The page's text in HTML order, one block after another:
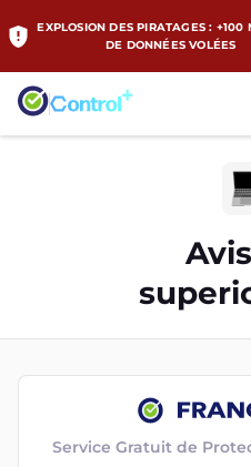
EXPLOSION DES PIRATAGES : +100
DE DONNÉES VOLÉES
Service Gratuit de